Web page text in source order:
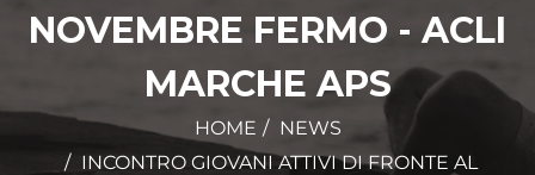
NOVEMBRE FERMO - ACLI
MARCHE APS
HOME
NEWS
INCONTRO GIOVANI ATTIVI DI FRONTE AL